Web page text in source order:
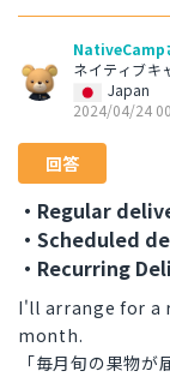
NativeCamp
ネイティブキ
Japan
2024/04/24
回答
・Regular
・Scheduled
・Recurring
I'll arrange for a
month.
「毎月旬の果物が